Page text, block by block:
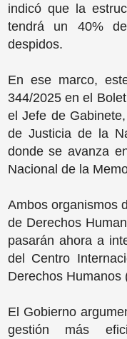
indicó que la
tendrá un 40%
despidos.
En ese marco,
344/2025 en el
el Jefe de
de Justicia de la
donde se avanza
Nacional de la
Ambos organismos
de Derechos
pasarán ahora a
del Centro
Derechos Humanos
El Gobierno
gestión más